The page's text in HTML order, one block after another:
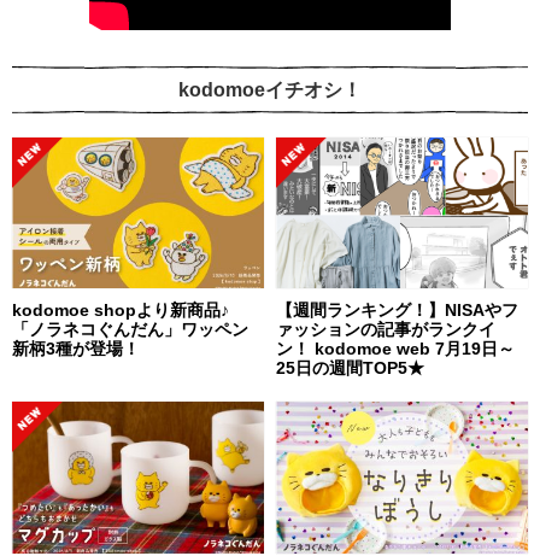
kodomoeイチオシ！
kodomoe shopより新商品♪
「ノラネコぐんだん」ワッペン
新柄3種が登場！
【週間ランキング！】NISAやフ
ァッションの記事がランクイ
ン！ kodomoe web 7月19日～
25日の週間TOP5★